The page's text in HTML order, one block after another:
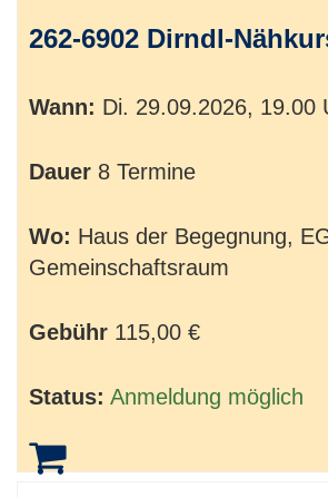
262-6902 Dirndl-
Wann: Di. 29.09.2026, 19.00
Dauer 8 Termine
Wo: Haus der Begegnung,
Gemeinschaftsraum
Gebühr 115,00 €
Status: Anmeldung möglich